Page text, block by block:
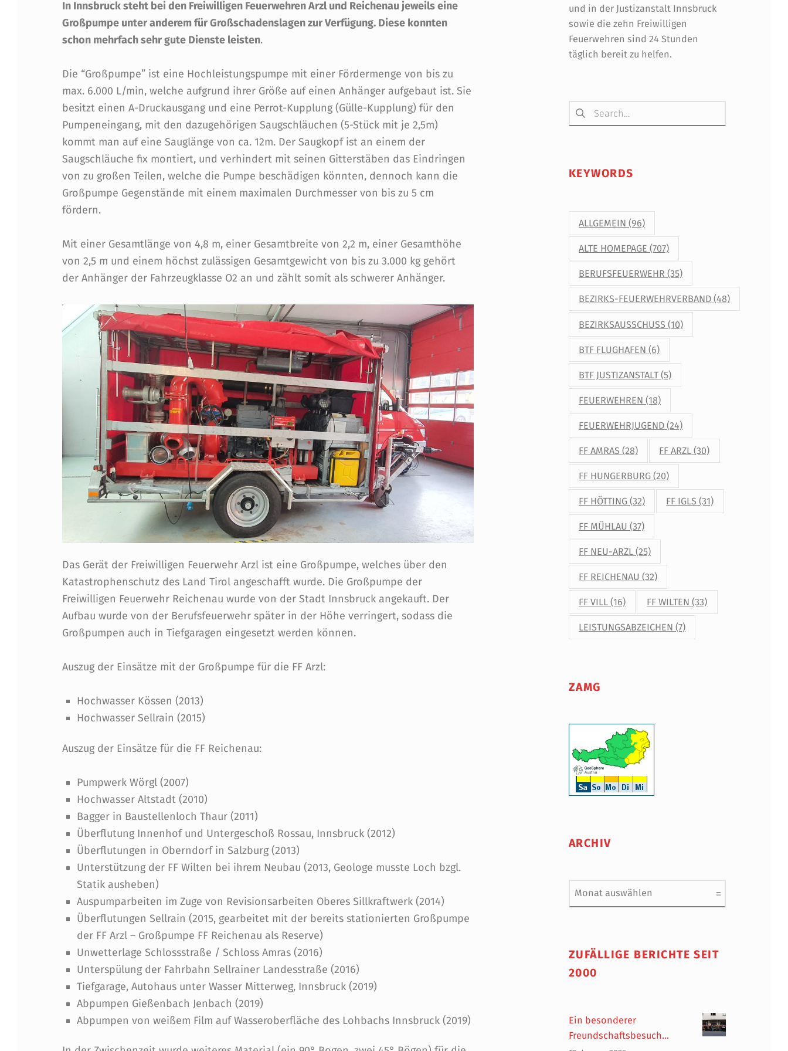
E
R
W
E
H
R
I
N
S
B
R
U
K
N
(
S
I
D
E
G
R
O
SS
P
U
M
P
N
In Innsbruck steht bei den Freiwilligen Feuerwehren Arzl und Reichenau jeweils eine
Großpumpe unter anderem für Großschadenslagen zur Verfügung. Diese konnten
schon mehrfach sehr gute Dienste leisten.
Die “Großpumpe” ist eine Hochleistungspumpe mit einer Fördermenge von bis zu
max. 6.000 L/min, welche aufgrund ihrer Größe auf einen Anhänger aufgebaut ist. Sie
besitzt einen A-Druckausgang und eine Perrot-Kupplung (Gülle-Kupplung) für den
Pumpeneingang, mit den dazugehörigen Saugschläuchen (5-Stück mit je 2,5m)
kommt man auf eine Sauglänge von ca. 12m. Der Saugkopf ist an einem der
Saugschläuche fix montiert, und verhindert mit seinen Gitterstäben das Eindringen
von zu großen Teilen, welche die Pumpe beschädigen könnten, dennoch kann die
Großpumpe Gegenstände mit einem maximalen Durchmesser von bis zu 5 cm
fördern.
Mit einer Gesamtlänge von 4,8 m, einer Gesamtbreite von 2,2 m, einer Gesamthöhe
von 2,5 m und einem höchst zulässigen Gesamtgewicht von bis zu 3.000 kg gehört
der Anhänger der Fahrzeugklasse O2 an und zählt somit als schwerer Anhänger.
Das Gerät der Freiwilligen Feuerwehr Arzl ist eine Großpumpe, welches über den
Katastrophenschutz des Land Tirol angeschafft wurde. Die Großpumpe der
Freiwilligen Feuerwehr Reichenau wurde von der Stadt Innsbruck angekauft. Der
Aufbau wurde von der Berufsfeuerwehr später in der Höhe verringert, sodass die
Großpumpen auch in Tiefgaragen eingesetzt werden können.
Auszug der Einsätze mit der Großpumpe für die FF Arzl:
Hochwasser Kössen (2013)
Hochwasser Sellrain (2015)
Auszug der Einsätze für die FF Reichenau:
Pumpwerk Wörgl (2007)
Hochwasser Altstadt (2010)
Bagger in Baustellenloch Thaur (2011)
Überflutung Innenhof und Untergeschoß Rossau, Innsbruck (2012)
Überflutungen in Oberndorf in Salzburg (2013)
Unterstützung der FF Wilten bei ihrem Neubau (2013, Geologe musste Loch bzgl.
Statik ausheben)
Auspumparbeiten im Zuge von Revisionsarbeiten Oberes Sillkraftwerk (2014)
Überflutungen Sellrain (2015, gearbeitet mit der bereits stationierten Großpumpe
der FF Arzl – Großpumpe FF Reichenau als Reserve)
Unwetterlage Schlossstraße / Schloss Amras (2016)
Unterspülung der Fahrbahn Sellrainer Landesstraße (2016)
Tiefgarage, Autohaus unter Wasser Mitterweg, Innsbruck (2019)
Abpumpen Gießenbach Jenbach (2019)
Abpumpen von weißem Film auf Wasseroberfläche des Lohbachs Innsbruck (2019)
und in der Justizanstalt Innsbruck
sowie die zehn Freiwilligen
Feuerwehren sind 24 Stunden
täglich bereit zu helfen.
Suchen nach:
KEYWORDS
ALLGEMEIN (96)
ALTE HOMEPAGE (707)
BERUFSFEUERWEHR (35)
BEZIRKS-FEUERWEHRVERBAND (48)
BEZIRKSAUSSCHUSS (10)
BTF FLUGHAFEN (6)
BTF JUSTIZANSTALT (5)
FEUERWEHREN (18)
FEUERWEHRJUGEND (24)
FF AMRAS (28) FF ARZL (30)
FF HUNGERBURG (20)
FF HÖTTING (32) FF IGLS (31)
FF MÜHLAU (37)
FF NEU-ARZL (25)
FF REICHENAU (32)
FF VILL (16) FF WILTEN (33)
LEISTUNGSABZEICHEN (7)
ZAMG
ARCHIV
Archiv
ZUFÄLLIGE BERICHTE SEIT
2000
Ein besonderer
Freundschaftsbesuch…